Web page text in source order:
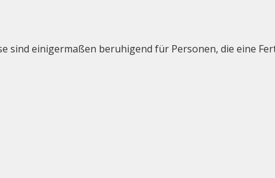
sind einigermaßen beruhigend für Personen, die eine